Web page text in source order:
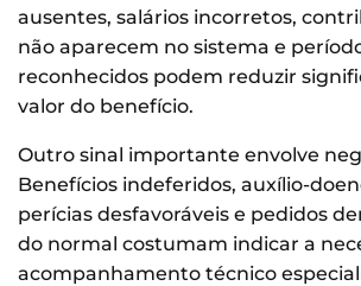
ausentes, salários incorretos,
não aparecem no sistema e
reconhecidos podem reduzir
valor do benefício.
Outro sinal importante envolve
Benefícios indeferidos, auxílio-
perícias desfavoráveis e pedidos
do normal costumam indicar a
acompanhamento técnico